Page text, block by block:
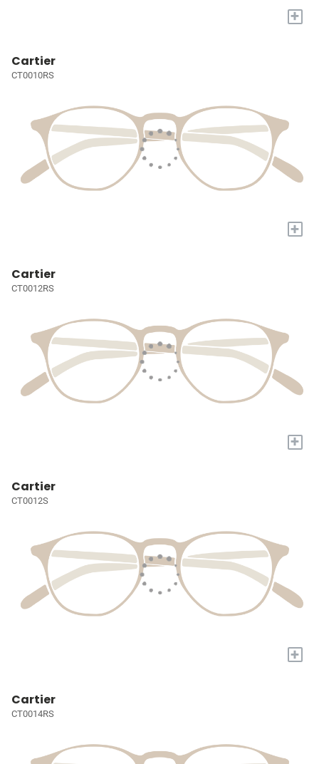
+
Cartier
CT0010RS
+
Cartier
CT0012RS
+
Cartier
CT0012S
+
Cartier
CT0014RS